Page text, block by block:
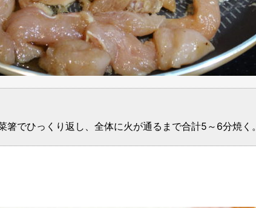
箸でひっくり返し、全体に火が通るまで合計5～6分焼く。